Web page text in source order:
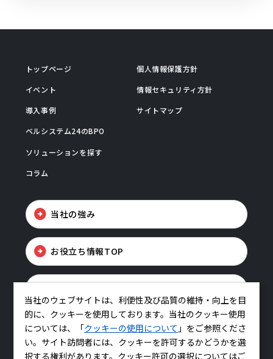
トップページ
イベント
導入事例
ベルシステム24のBPO
ソリューションを探す
コラム
個人情報保護方針
情報セキュリティ方針
サイトマップ
当社の強み
お役立ち情報TOP
当社のウェブサイトは、利便性及び品質の維持・向上を目
的に、クッキーを使用しております。当社のクッキー使用
については、「クッキーの使用について 」をご参照くださ
い。サイト訪問者には、クッキーを許可するかどうかを選
択する権利があります。クッキー許可の選択についてはご